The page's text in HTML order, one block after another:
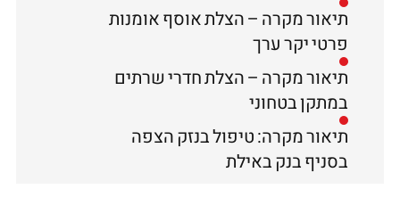
תיאור מקרה – הצלת אוסף אומנות
פרטי יקר ערך
תיאור מקרה – הצלת חדרי שרתים
במתקן בטחוני
תיאור מקרה: טיפול בנזק הצפה
בסניף בנק באילת